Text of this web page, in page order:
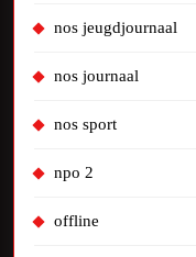
nos jeugdjournaal
nos journaal
nos sport
npo 2
offline